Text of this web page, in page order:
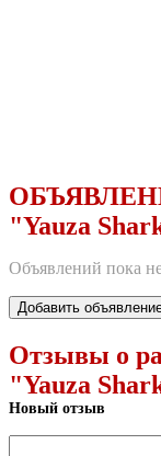
"Yauza
Объявлений пока
Добавить
Отзывы о
"Yauza
Новый отзыв